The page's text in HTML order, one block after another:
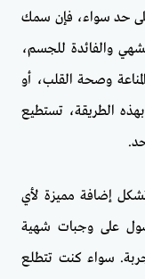
حد سواء، فإن سمك
والفائدة للجسم،
وصحة القلب، أو
الطريقة، تستطيع
إضافة مميزة لأي
على وجبات شهية
سواء كنت تتطلع